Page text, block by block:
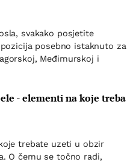
svakako posjetite
posebno istaknuto za
Međimurskoj i
- elementi na koje treba
trebate uzeti u obzir
O čemu se točno radi,